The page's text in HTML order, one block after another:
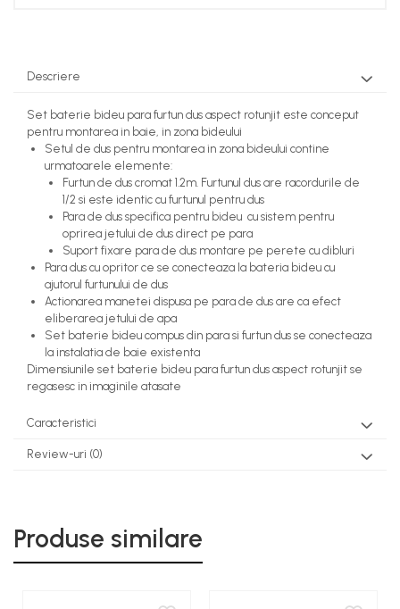
Descriere
Set baterie bideu para furtun dus aspect rotunjit este conceput
pentru montarea in baie, in zona bideului
Setul de dus pentru montarea in zona bideului contine
urmatoarele elemente:
Furtun de dus cromat 1.2m. Furtunul dus are racordurile de
1/2 si este identic cu furtunul pentru dus
Para de dus specifica pentru bideu cu sistem pentru
oprirea jetului de dus direct pe para
Suport fixare para de dus montare pe perete cu dibluri
Para dus cu opritor ce se conecteaza la bateria bideu cu
ajutorul furtunului de dus
Actionarea manetei dispusa pe para de dus are ca efect
eliberarea jetului de apa
Set baterie bideu compus din para si furtun dus se conecteaza
la instalatia de baie existenta
Dimensiunile set baterie bideu para furtun dus aspect rotunjit se
regasesc in imaginile atasate
Caracteristici
Review-uri (0)
Produse similare